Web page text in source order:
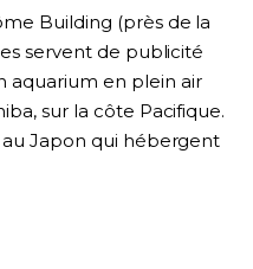
Building (près de la
servent de publicité
aquarium en plein air
sur la côte Pacifique.
au Japon qui hébergent